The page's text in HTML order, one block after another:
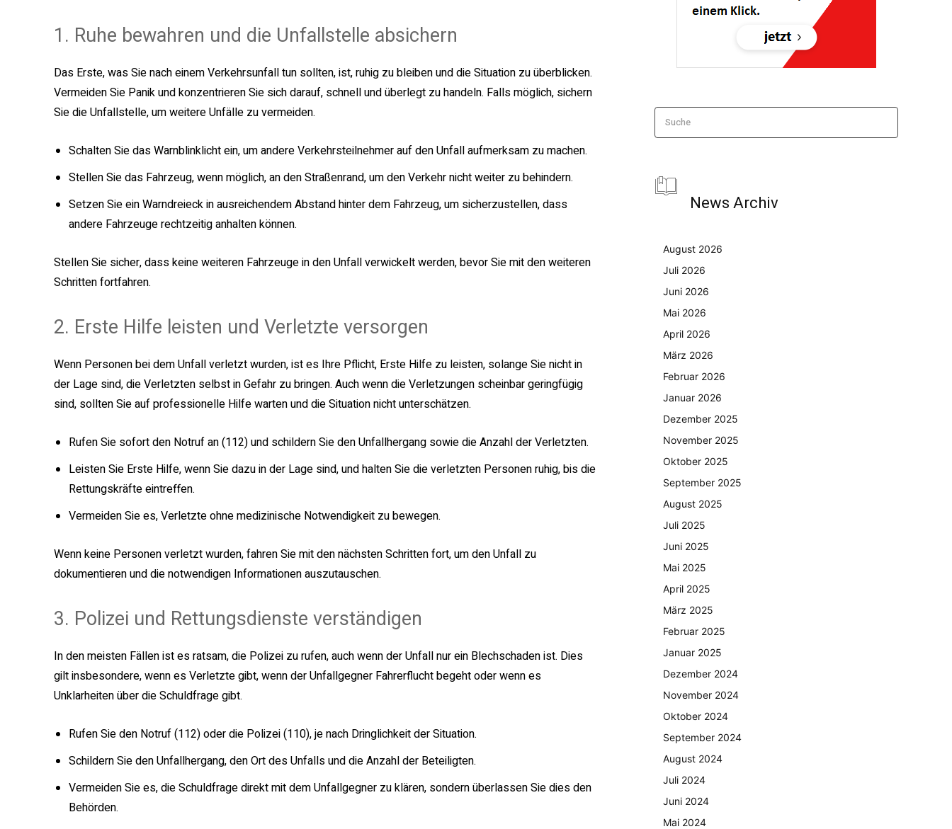
1. Ruhe bewahren und die Unfallstelle absichern
Das Erste, was Sie nach einem Verkehrsunfall tun sollten, ist, ruhig zu bleiben und die Situation zu überblicken.
Vermeiden Sie Panik und konzentrieren Sie sich darauf, schnell und überlegt zu handeln. Falls möglich, sichern
Sie die Unfallstelle, um weitere Unfälle zu vermeiden.
Schalten Sie das Warnblinklicht ein, um andere Verkehrsteilnehmer auf den Unfall aufmerksam zu machen.
Stellen Sie das Fahrzeug, wenn möglich, an den Straßenrand, um den Verkehr nicht weiter zu behindern.
Setzen Sie ein Warndreieck in ausreichendem Abstand hinter dem Fahrzeug, um sicherzustellen, dass
andere Fahrzeuge rechtzeitig anhalten können.
Stellen Sie sicher, dass keine weiteren Fahrzeuge in den Unfall verwickelt werden, bevor Sie mit den weiteren
Schritten fortfahren.
2. Erste Hilfe leisten und Verletzte versorgen
Wenn Personen bei dem Unfall verletzt wurden, ist es Ihre Pflicht, Erste Hilfe zu leisten, solange Sie nicht in
der Lage sind, die Verletzten selbst in Gefahr zu bringen. Auch wenn die Verletzungen scheinbar geringfügig
sind, sollten Sie auf professionelle Hilfe warten und die Situation nicht unterschätzen.
Rufen Sie sofort den Notruf an (112) und schildern Sie den Unfallhergang sowie die Anzahl der Verletzten.
Leisten Sie Erste Hilfe, wenn Sie dazu in der Lage sind, und halten Sie die verletzten Personen ruhig, bis die
Rettungskräfte eintreffen.
Vermeiden Sie es, Verletzte ohne medizinische Notwendigkeit zu bewegen.
Wenn keine Personen verletzt wurden, fahren Sie mit den nächsten Schritten fort, um den Unfall zu
dokumentieren und die notwendigen Informationen auszutauschen.
3. Polizei und Rettungsdienste verständigen
In den meisten Fällen ist es ratsam, die Polizei zu rufen, auch wenn der Unfall nur ein Blechschaden ist. Dies
gilt insbesondere, wenn es Verletzte gibt, wenn der Unfallgegner Fahrerflucht begeht oder wenn es
Unklarheiten über die Schuldfrage gibt.
Rufen Sie den Notruf (112) oder die Polizei (110), je nach Dringlichkeit der Situation.
Schildern Sie den Unfallhergang, den Ort des Unfalls und die Anzahl der Beteiligten.
Vermeiden Sie es, die Schuldfrage direkt mit dem Unfallgegner zu klären, sondern überlassen Sie dies den
Behörden.
Suche
News Archiv
August 2026
Juli 2026
Juni 2026
Mai 2026
April 2026
März 2026
Februar 2026
Januar 2026
Dezember 2025
November 2025
Oktober 2025
September 2025
August 2025
Juli 2025
Juni 2025
Mai 2025
April 2025
März 2025
Februar 2025
Januar 2025
Dezember 2024
November 2024
Oktober 2024
September 2024
August 2024
Juli 2024
Juni 2024
Mai 2024